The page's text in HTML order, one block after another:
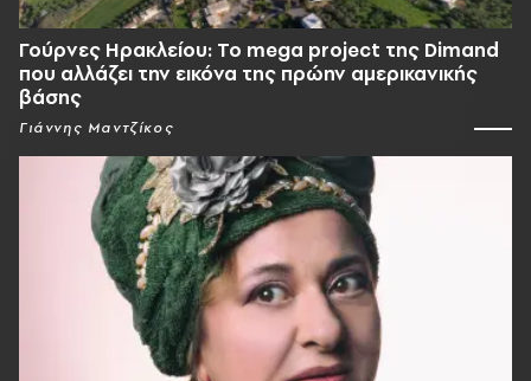
Γούρνες Ηρακλείου: To mega project της Dimand
που αλλάζει την εικόνα της πρώην αμερικανικής
βάσης
Γιάννης Μαντζίκος